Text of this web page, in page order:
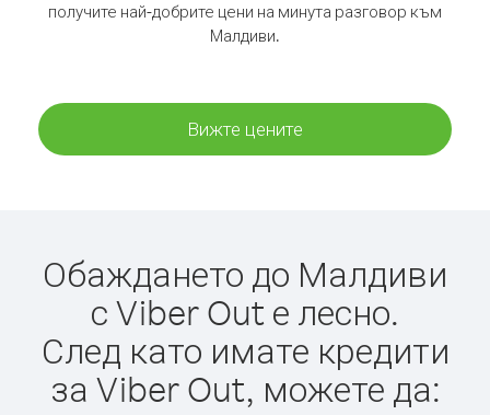
получите най-добрите цени на минута разговор към
Малдиви.
Вижте цените
Обаждането до Малдиви
с Viber Out е лесно.
След като имате кредити
за Viber Out, можете да: